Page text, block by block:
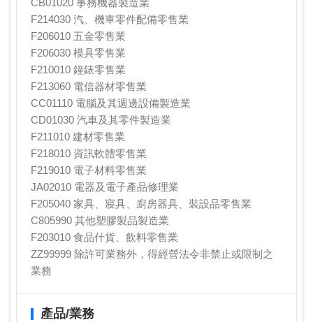
CB01020 事務機器製造業
F214030 汽、機車零件配備零售業
F206010 五金零售業
F206030 模具零售業
F210010 鐘錶零售業
F213060 電信器材零售業
CC01110 電腦及其週邊設備製造業
CD01030 汽車及其零件製造業
F211010 建材零售業
F218010 資訊軟體零售業
F219010 電子材料零售業
JA02010 電器及電子產品修理業
F205040 家具、寢具、廚房器具、裝設品零售業
C805990 其他塑膠製品製造業
F203010 食品什貨、飲料零售業
ZZ99999 除許可業務外，得經營法令非禁止或限制之
業務
產品/業務